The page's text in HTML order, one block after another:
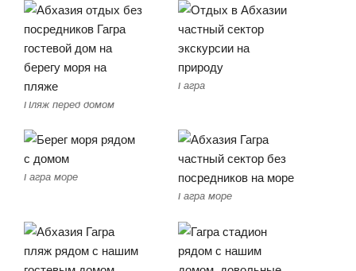
Пляж перед домом
Гагра
Гагра море
Гагра море